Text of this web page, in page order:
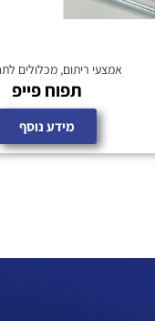
אמצעי ריתום, מכלולים
תפוח פייפ
מידע נוסף